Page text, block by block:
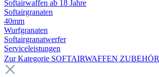
Softairwaffen ab 18 Jahre
Softairgranaten
40mm
Wurfgranaten
Softairgranatwerfer
Serviceleistungen
Zur Kategorie SOFTAIRWAFFEN ZUBEHÖR